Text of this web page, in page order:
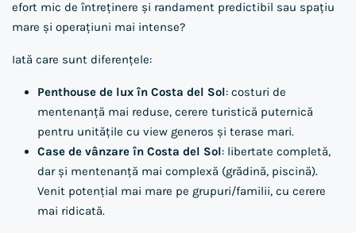
efort mic de întreținere și randament predictibil sau spațiu
mare și operațiuni mai intense?
Iată care sunt diferențele:
Penthouse de lux în Costa del Sol: costuri de
mentenanță mai reduse, cerere turistică puternică
pentru unitățile cu view generos și terase mari.
Case de vânzare în Costa del Sol: libertate completă,
dar și mentenanță mai complexă (grădină, piscină).
Venit potențial mai mare pe grupuri/familii, cu cerere
mai ridicată.